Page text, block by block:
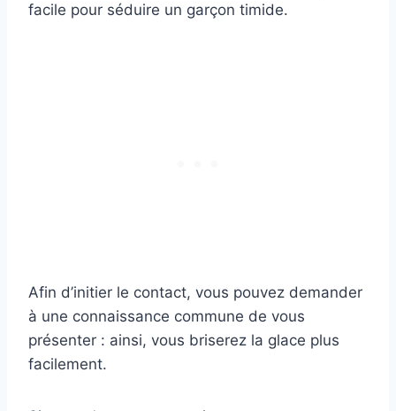
facile pour séduire un garçon timide.
Afin d’initier le contact, vous pouvez demander
à une connaissance commune de vous
présenter : ainsi, vous briserez la glace plus
facilement.